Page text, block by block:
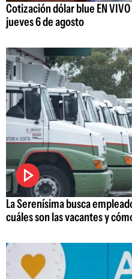
Cotización dólar blue EN
jueves 6 de agosto
La Serenísima busca
cuáles son las vacantes y